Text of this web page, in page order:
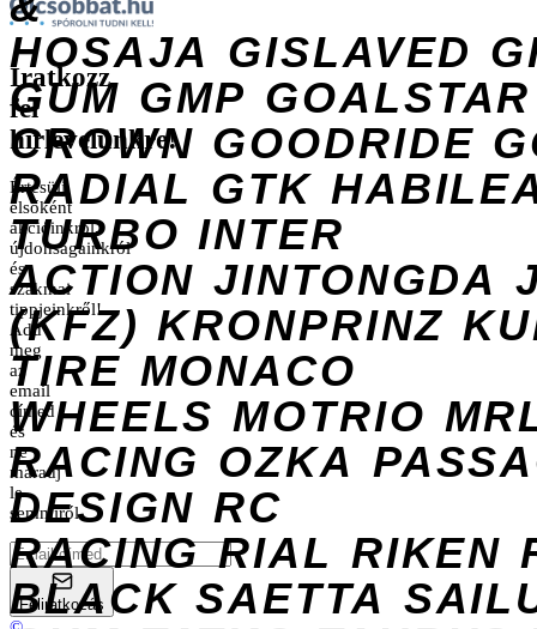
HOSAJA GISLAVED
GUM GMP GOALSTAR
CROWN GOODRIDE
RADIAL GTK
TURBO INTER
ACTION JINTONGDA
(KFZ) KRONPRINZ
TIRE MONACO
WHEELS MOTRIO
RACING OZKA
DESIGN RC
RACING RIAL RIKEN
BLACK SAETTA
Iratkozz
fel
hírlevelünkre!
Értesülj
elsőként
akcióinkról,
újdonságainkról
és
szakmai
tippjeinkről!
Add
meg
az
email
címed
és
ne
maradj
le
semmiről.
Feliratkozás